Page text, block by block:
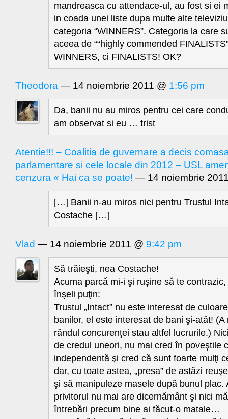
mandreasca cu attendace-ul, au fost si ei
in coada unei liste dupa multe alte
categoria “WINNERS”. Categoria la care
aceea de ““highly commended
WINNERS, ci FINALISTS! OK?
Theodora — 14 noiembrie 2011 @ 1:56 pm
Da, banii nu au miros pentru cei care
am observat si eu … trist
Atentie!!! – Coalitia de guvernare a decis
parlamentare si cele locale din 2012 – USL
cenzura « Hai ca se poate! — 14 noiembrie
[…] Banii n-au miros nici pentru Trustul
Costache […]
Vlad — 14 noiembrie 2011 @ 9:42 pm
Să trăieşti, nea Costache!
Acuma parcă mi-i şi ruşine să te contrazic,
înşeli puţin:
Trustul „Intact” nu este interesat de
banilor, el este interesat de bani şi-atât!
rândul concurenţei stau altfel lucrurile.)
de credul uneori, nu mai cred în poveştile
independentă şi cred că sunt foarte mulţi
dar, cu toate astea, „presa” de astăzi
şi să manipuleze masele după bunul plac.
privitorul nu mai are dicernământ şi nici
întrebări precum bine ai făcut-o matale…